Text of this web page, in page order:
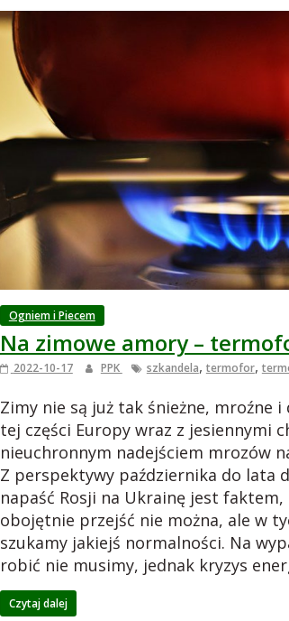
Ogniem i Piecem
Na zimowe amory –
2022-10-17 PPK szkandela, termofor,
Zimy nie są już tak śnieżne, mroźne i
tej części Europy wraz z jesiennymi
nieuchronnym nadejściem mrozów
Z perspektywy października do lata
napaść Rosji na Ukrainę jest
obojętnie przejść nie można, ale w
szukamy jakiejś normalności. Na
robić nie musimy, jednak kryzys
Czytaj dalej